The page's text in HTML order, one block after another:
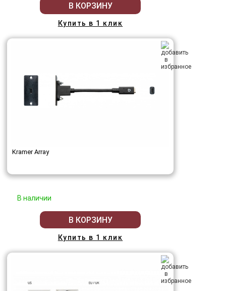
В КОРЗИНУ
Купить в 1 клик
Kramer Array
В наличии
В КОРЗИНУ
Купить в 1 клик